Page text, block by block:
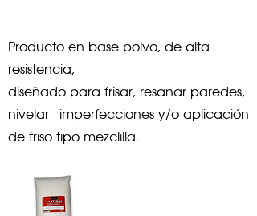
Producto en base polvo, de alta
resistencia,
diseñado para frisar, resanar paredes,
nivelar imperfecciones y/o aplicación
de friso tipo mezclilla.